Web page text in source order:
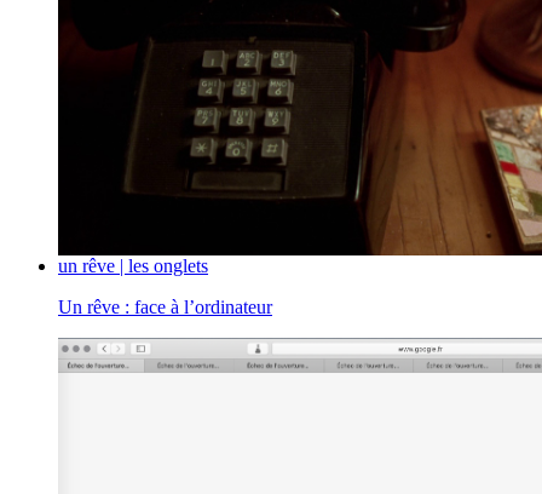
un rêve | les onglets
Un rêve : face à l’ordinateur